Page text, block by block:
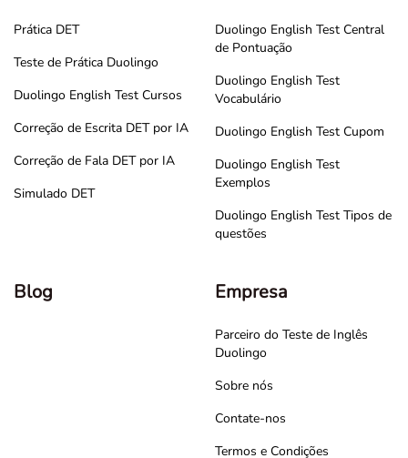
Prática DET
Teste de Prática Duolingo
Duolingo English Test Cursos
Correção de Escrita DET por IA
Correção de Fala DET por IA
Simulado DET
Duolingo English Test Central
de Pontuação
Duolingo English Test
Vocabulário
Duolingo English Test Cupom
Duolingo English Test
Exemplos
Duolingo English Test Tipos de
questões
Blog Empresa
Parceiro do Teste de Inglês
Duolingo
Sobre nós
Contate-nos
Termos e Condições